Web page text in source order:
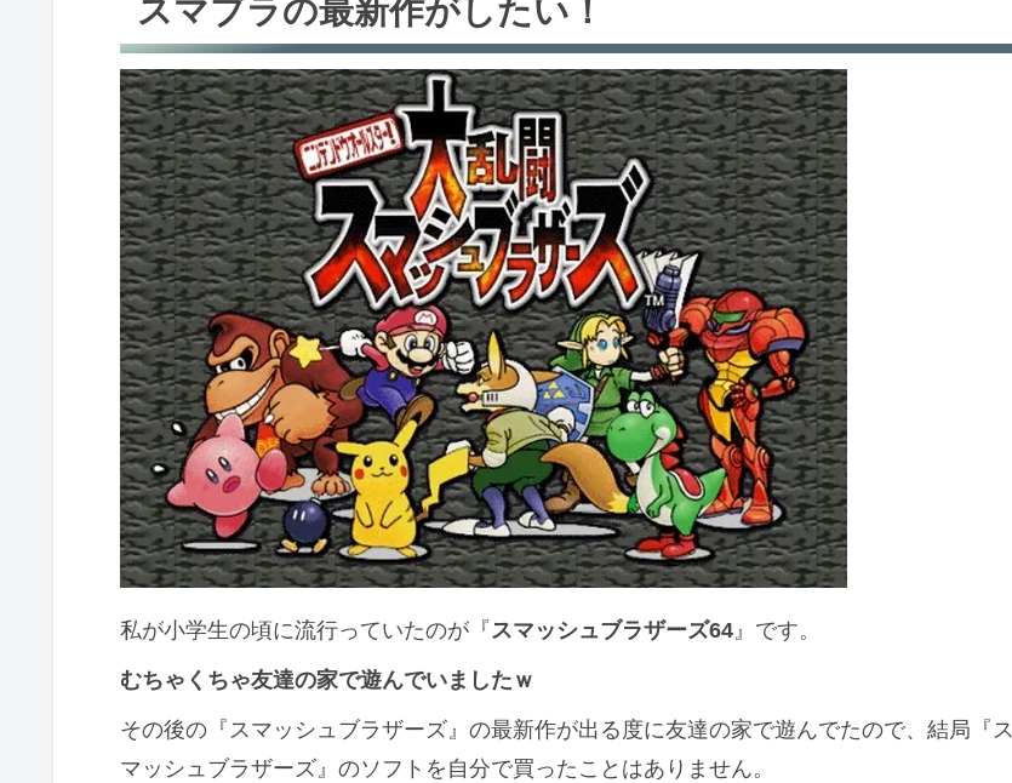
スマブラの最新作がしたい！
私が小学生の頃に流行っていたのが『 スマッシュブラザーズ64 』です。
むちゃくちゃ友達の家で遊んでいましたｗ
その後の『スマッシュブラザーズ』の最新作が出る度に友達の家で遊んでたので、結局『ス
マッシュブラザーズ』のソフトを自分で買ったことはありません。